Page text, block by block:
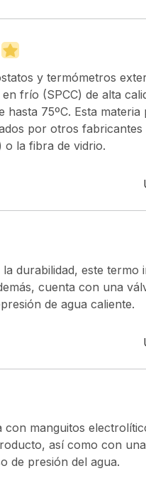
y termómetros
frío (SPCC) de alta
hasta 75ºC. Esta
por otros
o la fibra de vidrio.
durabilidad, este
cuenta con una
de agua caliente.
con manguitos
así como con
de presión del agua.